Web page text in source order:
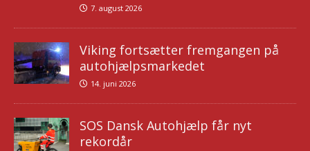
7. august 2026
Viking fortsætter fremgangen på
autohjælpsmarkedet
14. juni 2026
SOS Dansk Autohjælp får nyt
rekordår